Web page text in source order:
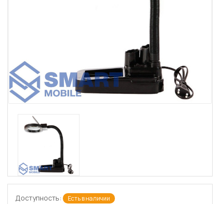
Доступность: Есть в наличии